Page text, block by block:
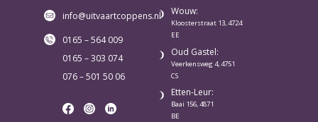
info@uitvaartcoppens.nl
0165 – 564 009
0165 – 303 074
076 – 501 50 06
Wouw:
Kloosterstraat 13, 4724
EE
Oud Gastel:
Veerkensweg 4, 4751
CS
Etten-Leur:
Baai 156, 4871
BE